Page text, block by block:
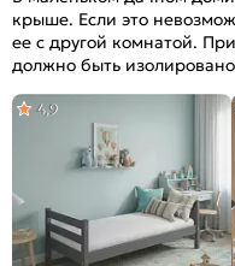
крыше. Если это
ее с другой комнатой.
должно быть
4,9